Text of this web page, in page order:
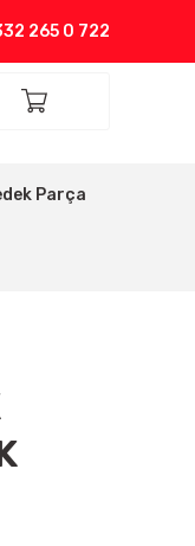
265 0 722
Parça